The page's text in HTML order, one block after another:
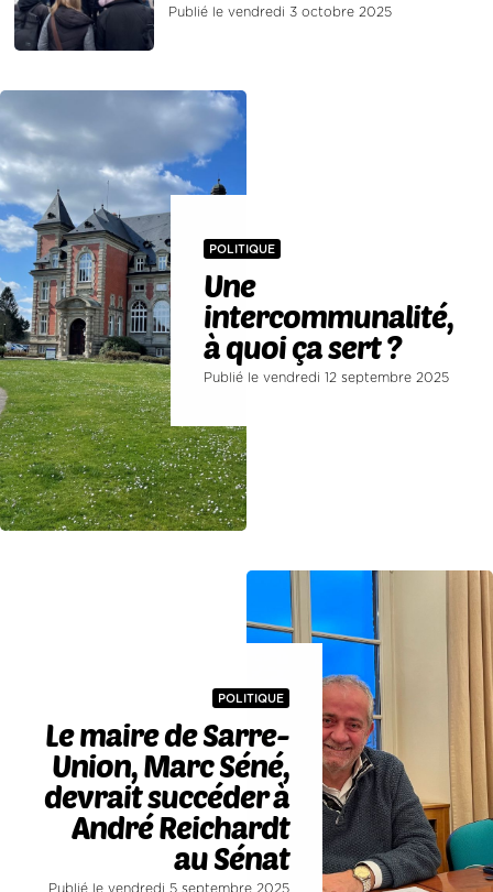
Publié le vendredi 3 octobre 2025
POLITIQUE
Une
intercommunalité,
à quoi ça sert ?
Publié le vendredi 12 septembre 2025
POLITIQUE
Le maire de Sarre-
Union, Marc Séné,
devrait succéder à
André Reichardt
au Sénat
Publié le vendredi 5 septembre 2025